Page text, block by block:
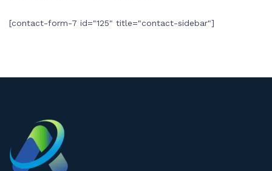
[contact-form-7 id="125" title="contact-sidebar"]